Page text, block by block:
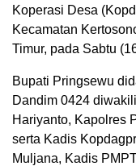
Koperasi Desa
Kecamatan
Timur, pada Sabtu
Bupati Pringsewu
Dandim 0424
Hariyanto, Kapolres
serta Kadis
Muljana, Kadis